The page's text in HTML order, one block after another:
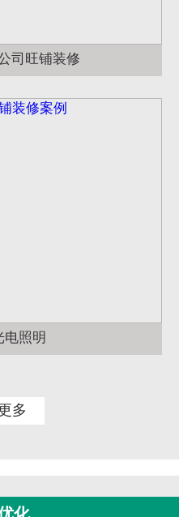
司旺铺装修
电照明
多